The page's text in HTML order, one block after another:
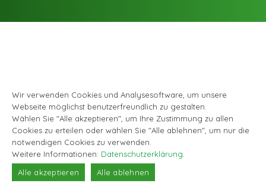
Wir verwenden Cookies und Analysesoftware, um unsere
Webseite möglichst benutzerfreundlich zu gestalten.
Wählen Sie "Alle akzeptieren", um Ihre Zustimmung zu allen
Cookies zu erteilen oder wählen Sie "Alle ablehnen", um nur die
notwendigen Cookies zu verwenden.
Weitere Informationen: Datenschutzerklärung
Alle akzeptieren
Alle ablehnen